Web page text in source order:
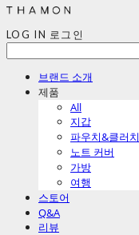
LOG IN 로그인
브랜드 소개
제품
All
지갑
파우치&클러치
노트 커버
가방
여행
스토어
Q&A
리뷰